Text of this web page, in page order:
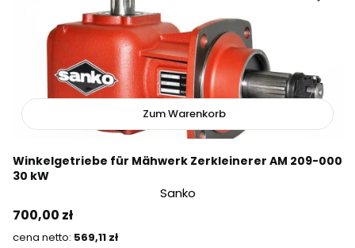
Zum Warenkorb
Winkelgetriebe für Mähwerk Zerkleinerer AM 209-000
30 kW
Sanko
Preis
700,00 zł
Preis
569,11 zł